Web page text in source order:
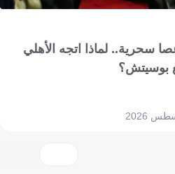
سحرية.. لماذا اتجه الأهلي
بوسيتش؟